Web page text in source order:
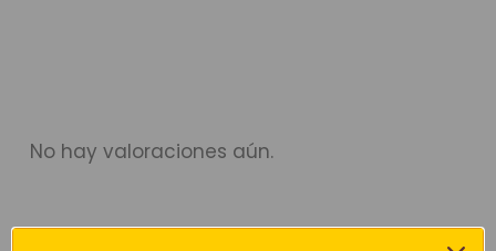
No hay valoraciones aún.